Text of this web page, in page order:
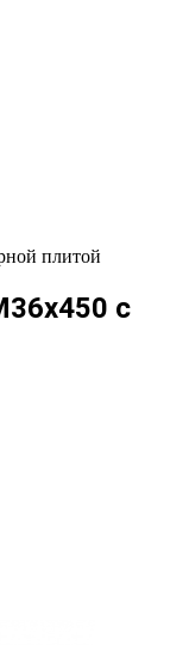
плитой
с